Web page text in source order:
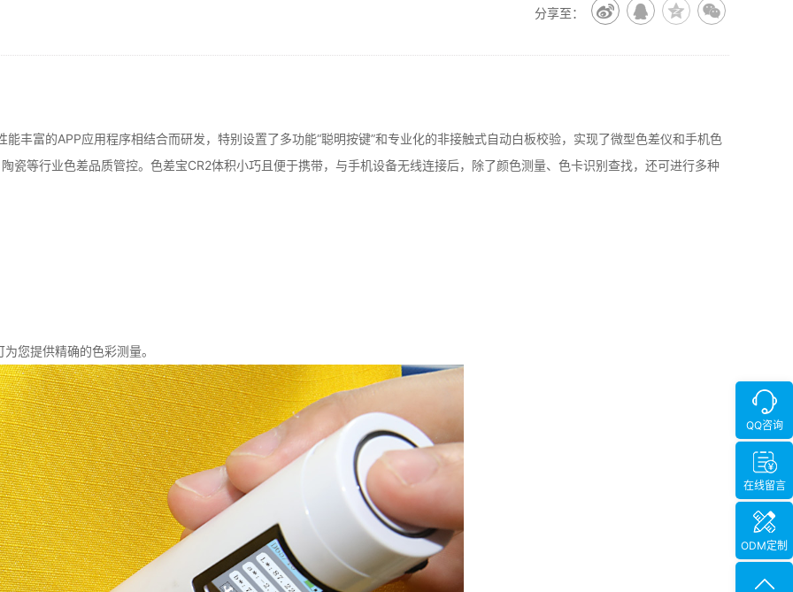
分享至：
丰富的APP应用程序相结合而研发，特别设置了多功能“聪明按键”和专业化的非接触式自动白板校验，实现了微型色差仪和手机色
瓷等行业色差品质管控。色差宝CR2体积小巧且便于携带，与手机设备无线连接后，除了颜色测量、色卡识别查找，还可进行多种
您提供精确的色彩测量。
QQ咨询
在线留言
ODM定制